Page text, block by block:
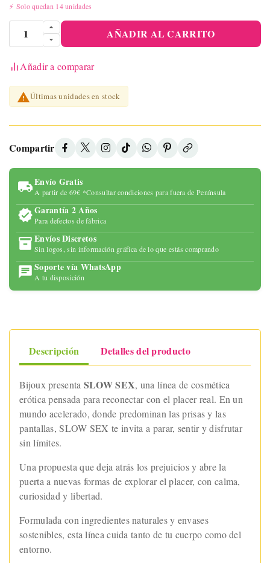
⚡ Solo quedan 14 unidades
AÑADIR AL CARRITO
Añadir a comparar
Últimas unidades en stock
Compartir
Envío Gratis
A partir de 69€ *Consultar condiciones para fuera de Península
Garantía 2 Años
Para defectos de fábrica
Envíos Discretos
Sin logos, sin información gráfica de lo que estás comprando
Soporte vía WhatsApp
A tu disposición
Descripción Detalles del producto
Bijoux presenta SLOW SEX, una línea de cosmética
erótica pensada para reconectar con el placer real. En un
mundo acelerado, donde predominan las prisas y las
pantallas, SLOW SEX te invita a parar, sentir y disfrutar
sin límites.
Una propuesta que deja atrás los prejuicios y abre la
puerta a nuevas formas de explorar el placer, con calma,
curiosidad y libertad.
Formulada con ingredientes naturales y envases
sostenibles, esta línea cuida tanto de tu cuerpo como del
entorno.